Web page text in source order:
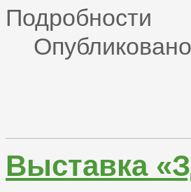
Подробности
Выставка